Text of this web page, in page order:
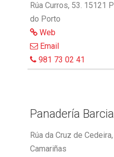
Rúa Curros, 53. 15121
do Porto
Web
Email
981 73 02 41
Panadería
Rúa da Cruz de
Camariñas